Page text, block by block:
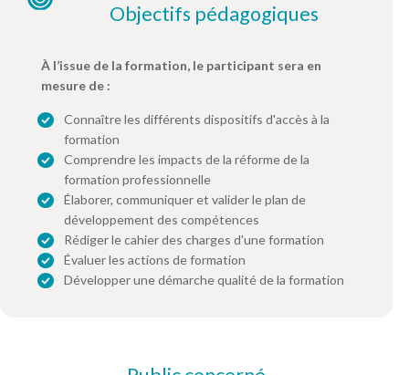
Objectifs pédagogiques
À l’issue de la formation, le participant sera en
mesure de :
Connaître les différents dispositifs d'accès à la
formation
Comprendre les impacts de la réforme de la
formation professionnelle
Élaborer, communiquer et valider le plan de
développement des compétences
Rédiger le cahier des charges d'une formation
Évaluer les actions de formation
Développer une démarche qualité de la formation